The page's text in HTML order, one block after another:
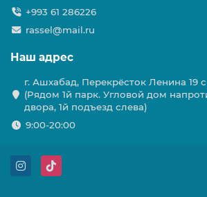
+993 61 286226
rassel@mail.ru
Наш адрес
г. Ашхабад, Перекрёсток Ленина 19
(Рядом 1й парк. Угловой дом
двора, 1й подъезд слева)
9:00-20:00